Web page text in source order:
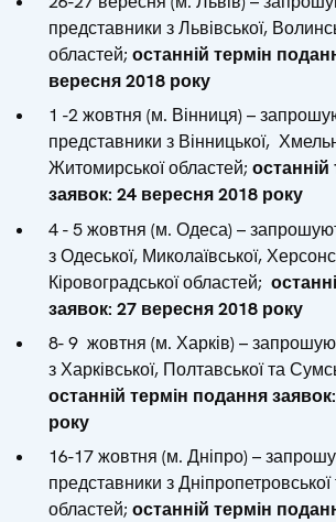
представники з Львівської,
областей; останній термін
вересня 2018 року
1 -2 жовтня (м. Вінниця) –
представники з Вінницької,
Житомирської областей;
заявок: 24 вересня 2018 року
4 - 5 жовтня (м. Одеса) –
з Одеської, Миколаївської,
Кіровоградської областей;
заявок: 27 вересня 2018 року
8- 9 жовтня (м. Харків) –
з Харківської, Полтавської та
останній термін подання
року
16-17 жовтня (м. Дніпро) –
представники з Дніпропетровської
областей; останній термін